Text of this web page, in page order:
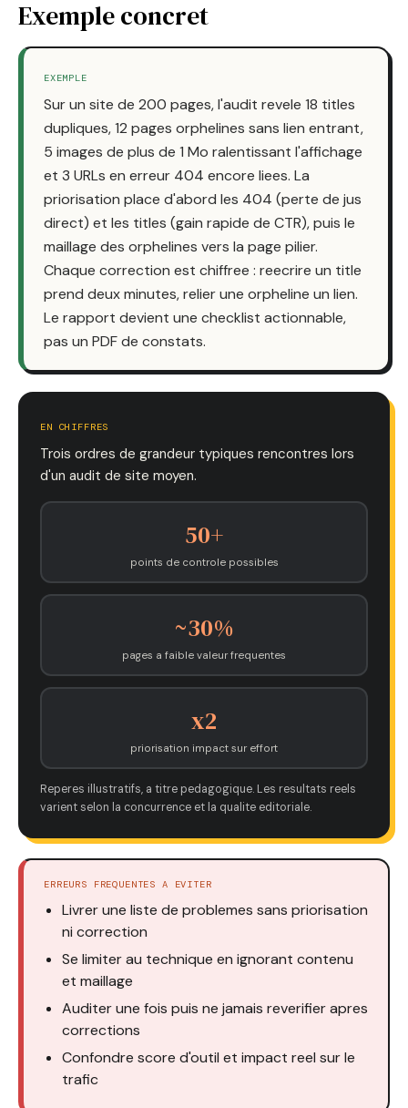
Exemple concret
EXEMPLE
Sur un site de 200 pages, l'audit revele 18 titles
dupliques, 12 pages orphelines sans lien entrant,
5 images de plus de 1 Mo ralentissant l'affichage
et 3 URLs en erreur 404 encore liees. La
priorisation place d'abord les 404 (perte de jus
direct) et les titles (gain rapide de CTR), puis le
maillage des orphelines vers la page pilier.
Chaque correction est chiffree : reecrire un title
prend deux minutes, relier une orpheline un lien.
Le rapport devient une checklist actionnable,
pas un PDF de constats.
EN CHIFFRES
Trois ordres de grandeur typiques rencontres lors
d'un audit de site moyen.
50+
points de controle possibles
~30%
pages a faible valeur frequentes
x2
priorisation impact sur effort
Reperes illustratifs, a titre pedagogique. Les resultats reels
varient selon la concurrence et la qualite editoriale.
ERREURS FREQUENTES A EVITER
Livrer une liste de problemes sans priorisation
ni correction
Se limiter au technique en ignorant contenu
et maillage
Auditer une fois puis ne jamais reverifier apres
corrections
Confondre score d'outil et impact reel sur le
trafic